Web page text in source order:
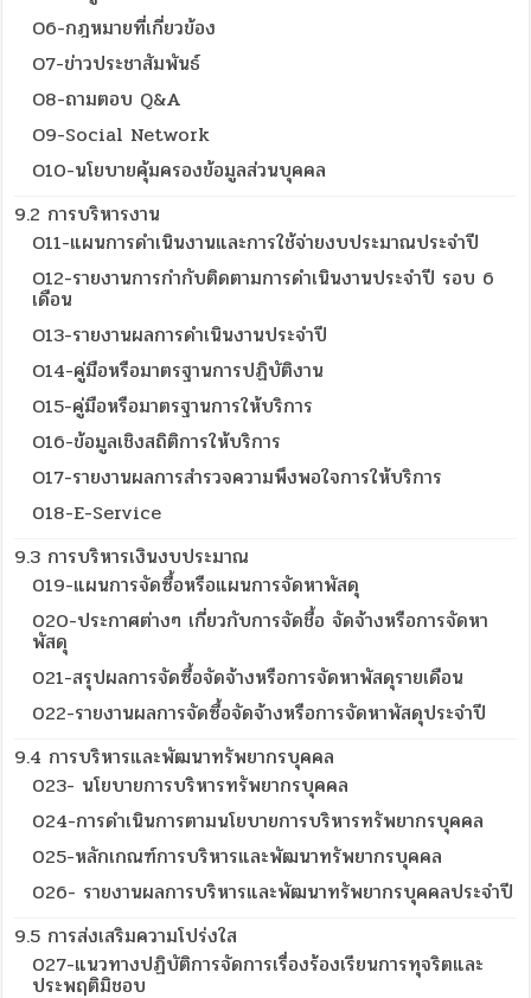
O6-กฎหมายที่เกี่ยวข้อง
O7-ข่าวประชาสัมพันธ์
O8-ถามตอบ Q&A
O9-Social Network
O10-นโยบายคุ้มครองข้อมูลส่วนบุคคล
9.2 การบริหารงาน
O11-แผนการดำเนินงานและการใช้จ่ายงบประมาณประจำปี
O12-รายงานการกำกับติดตามการดำเนินงานประจำปี รอบ 6
เดือน
O13-รายงานผลการดำเนินงานประจำปี
O14-คู่มือหรือมาตรฐานการปฏิบัติงาน
O15-คู่มือหรือมาตรฐานการให้บริการ
O16-ข้อมูลเชิงสถิติการให้บริการ
O17-รายงานผลการสำรวจความพึงพอใจการให้บริการ
018-E-Service
9.3 การบริหารเงินงบประมาณ
019-แผนการจัดซื้อหรือแผนการจัดหาพัสดุ
020-ประกาศต่างๆ เกี่ยวกับการจัดชื้อ จัดจ้างหรือการจัดหา
พัสดุ
021-สรุปผลการจัดซื้อจัดจ้างหรือการจัดหาพัสดุรายเดือน
022-รายงานผลการจัดซื้อจัดจ้างหรือการจัดหาพัสดุประจำปี
9.4 การบริหารและพัฒนาทรัพยากรบุคคล
023- นโยบายการบริหารทรัพยากรบุคคล
024-การดำเนินการตามนโยบายการบริหารทรัพยากรบุคคล
025-หลักเกณฑ์การบริหารและพัฒนาทรัพยากรบุคคล
026- รายงานผลการบริหารและพัฒนาทรัพยากรบุคคลประจำปี
9.5 การส่งเสริมความโปร่งใส
027-แนวทางปฏิบัติการจัดการเรื่องร้องเรียนการทุจริตและ
ประพฤติมิชอบ